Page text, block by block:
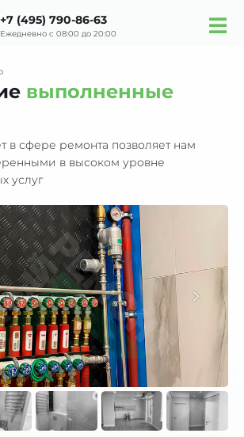
Ежедневно с 08:00 до 20:00
+7 (495) 790-86-63
выполненные
в сфере ремонта позволяет нам
в высоком уровне
услуг